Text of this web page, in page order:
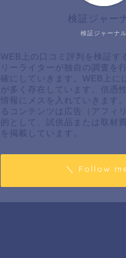
検証ジャーナル
検証ジャー
WEB上の口コミ評判を検証す
リーライターが独自の調査を
確にしていきます。WEB上に
が多く存在しています。信憑
情報にメスを入れていきます
るコンテンツは広告（アフィ
的として、試供品または取材
を掲載しています。
＼ Follow